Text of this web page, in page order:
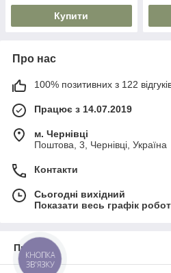
Купити
Про нас
100% позитивних з 122
Працює з 14.07.2019
м. Чернівці
Поштова, 3, Чернівці, Україна
Контакти
Сьогодні вихідний
Показати весь графік
Про нас
КНОПКА
ЗВ'ЯЗКУ